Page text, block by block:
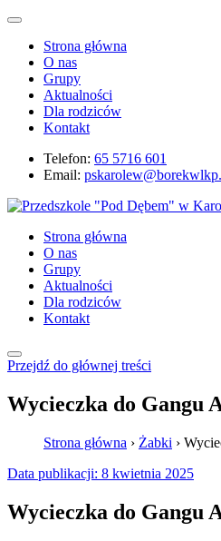
Strona główna
O nas
Grupy
Aktualności
Dla rodziców
Kontakt
Telefon: 65 5716 601
Email:
Strona główna
O nas
Grupy
Aktualności
Dla rodziców
Kontakt
Przejdź do głównej treści
Wycieczka do Gangu
Strona główna › Żabki ›
Data publikacji: 8 kwietnia 2025
Wycieczka do Gangu